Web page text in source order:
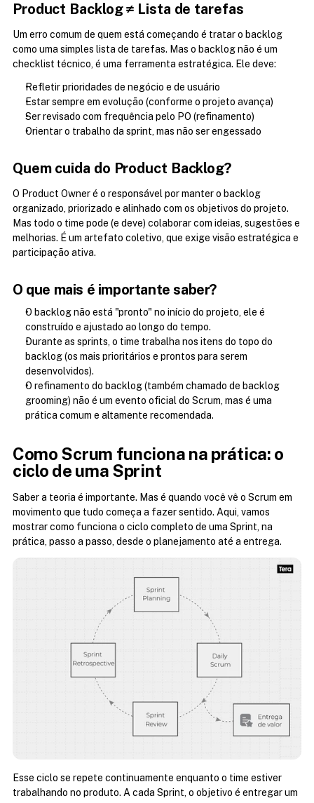
Product Backlog ≠ Lista de tarefas
Um erro comum de quem está começando é tratar o backlog
como uma simples lista de tarefas. Mas o backlog não é um
checklist técnico, é uma ferramenta estratégica. Ele deve:
Refletir prioridades de negócio e de usuário
Estar sempre em evolução (conforme o projeto avança)
Ser revisado com frequência pelo PO (refinamento)
Orientar o trabalho da sprint, mas não ser engessado
Quem cuida do Product Backlog?
O Product Owner é o responsável por manter o backlog
organizado, priorizado e alinhado com os objetivos do projeto.
Mas todo o time pode (e deve) colaborar com ideias, sugestões e
melhorias. É um artefato coletivo, que exige visão estratégica e
participação ativa.
O que mais é importante saber?
O backlog não está "pronto" no início do projeto, ele é
construído e ajustado ao longo do tempo.
Durante as sprints, o time trabalha nos itens do topo do
backlog (os mais prioritários e prontos para serem
desenvolvidos).
O refinamento do backlog (também chamado de backlog
grooming) não é um evento oficial do Scrum, mas é uma
prática comum e altamente recomendada.
Como Scrum funciona na prática: o
ciclo de uma Sprint
Saber a teoria é importante. Mas é quando você vê o Scrum em
movimento que tudo começa a fazer sentido. Aqui, vamos
mostrar como funciona o ciclo completo de uma Sprint, na
prática, passo a passo, desde o planejamento até a entrega.
Esse ciclo se repete continuamente enquanto o time estiver
trabalhando no produto. A cada Sprint, o objetivo é entregar um